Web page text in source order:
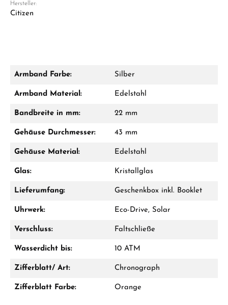
Ab 1.000 € Bestellwert erhalten Sie ein
Geschenk im Warenkorb.
Hersteller- & Produktsicherheit
Hersteller:
Citizen
Armband Farbe: Silber
Armband Material: Edelstahl
Bandbreite in mm: 22 mm
Gehäuse Durchmesser: 43 mm
Gehäuse Material: Edelstahl
Glas: Kristallglas
Lieferumfang: Geschenkbox inkl. Booklet
Uhrwerk: Eco-Drive, Solar
Verschluss: Faltschließe
Wasserdicht bis: 10 ATM
Zifferblatt/ Art: Chronograph
Zifferblatt Farbe: Orange